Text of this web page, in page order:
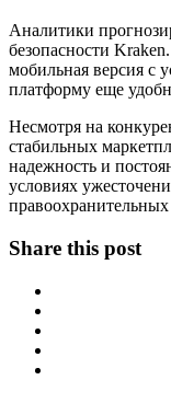
Аналитики
безопасности
мобильная версия с
платформу еще
Несмотря на
стабильных
надежность и
условиях
правоохранительных
Share this post